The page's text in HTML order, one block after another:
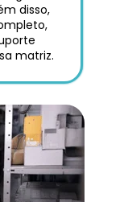
disso,
matriz.